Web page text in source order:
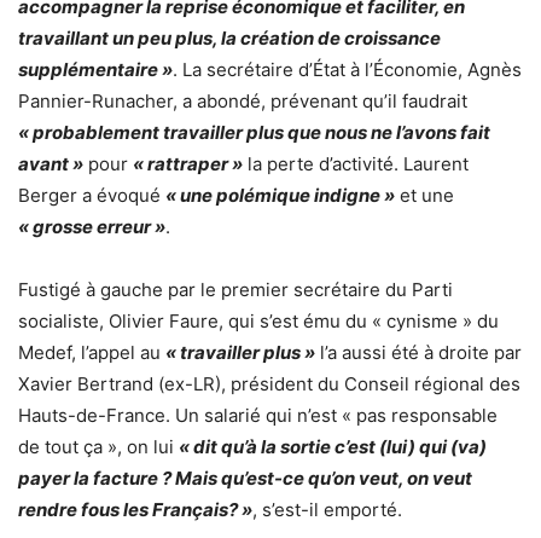
accompagner la reprise économique et faciliter, en
travaillant un peu plus, la création de croissance
supplémentaire ». La secrétaire d’État à l’Économie, Agnès
Pannier-Runacher, a abondé, prévenant qu’il faudrait
« probablement travailler plus que nous ne l’avons fait
avant » pour « rattraper » la perte d’activité. Laurent
Berger a évoqué « une polémique indigne » et une
« grosse erreur ».
Fustigé à gauche par le premier secrétaire du Parti
socialiste, Olivier Faure, qui s’est ému du « cynisme » du
Medef, l’appel au « travailler plus » l’a aussi été à droite par
Xavier Bertrand (ex-LR), président du Conseil régional des
Hauts-de-France. Un salarié qui n’est « pas responsable
de tout ça », on lui « dit qu’à la sortie c’est (lui) qui (va)
payer la facture ? Mais qu’est-ce qu’on veut, on veut
rendre fous les Français? », s’est-il emporté.